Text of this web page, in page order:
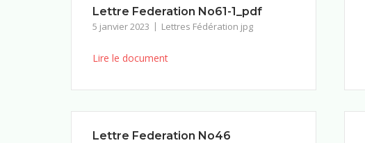
Lettre Federation No61-1_pdf
5 janvier 2023 Lettres Fédération jpg
Lire le document
Lettre Federation No46